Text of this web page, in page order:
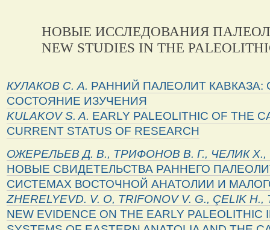
НОВЫЕ ИССЛЕДОВАНИЯ
NEW STUDIES IN THE
КУЛАКОВ С.А. РАННИЙ ПАЛЕОЛИТ
СОСТОЯНИЕ ИЗУЧЕНИЯ
KULAKOV S. A. EARLY PALEOLITHIC OF THE
CURRENT STATUS OF RESEARCH
ОЖЕРЕЛЬЕВ Д. В., ТРИФОНОВ В. Г., ЧЕЛИК
НОВЫЕ СВИДЕТЕЛЬСТВА РАННЕГО
СИСТЕМАХ ВОСТОЧНОЙ АНАТОЛИИ И
ZHERELYEVD. V. O, TRIFONOV V. G., ÇELIK H.,
NEW EVIDENCE ON THE EARLY PALEOLITHIC